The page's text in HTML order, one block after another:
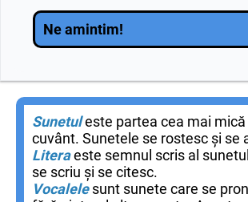
Ne amintim!
Sunetuleste partea cea mai mică
cuvânt. Sunetele se rostesc și se
Literaeste semnul scris al
se scriu și se citesc.
Vocalele sunt sunete care se